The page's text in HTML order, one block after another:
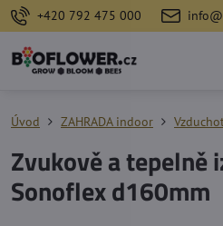
+420 792 475 000
Úvod ZAHRADA indoor
Zvukově a tepelně
Sonoflex d160mm